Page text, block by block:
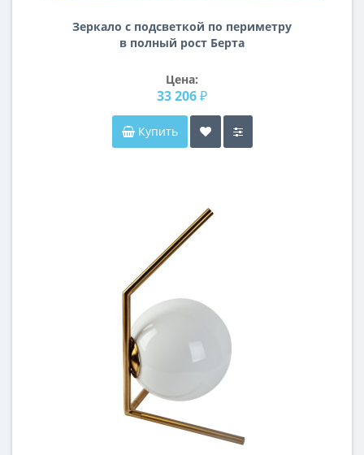
Зеркало с подсветкой по периметру
в полный рост Берта
Цена:
33 206 ₽
Купить